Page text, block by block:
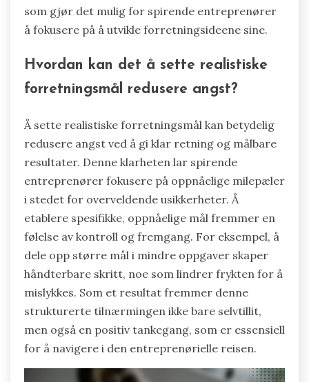
som gjør det mulig for spirende entreprenører
å fokusere på å utvikle forretningsideene sine.
Hvordan kan det å sette realistiske
forretningsmål redusere angst?
Å sette realistiske forretningsmål kan betydelig
redusere angst ved å gi klar retning og målbare
resultater. Denne klarheten lar spirende
entreprenører fokusere på oppnåelige milepæler
i stedet for overveldende usikkerheter. Å
etablere spesifikke, oppnåelige mål fremmer en
følelse av kontroll og fremgang. For eksempel, å
dele opp større mål i mindre oppgaver skaper
håndterbare skritt, noe som lindrer frykten for å
mislykkes. Som et resultat fremmer denne
strukturerte tilnærmingen ikke bare selvtillit,
men også en positiv tankegang, som er essensiell
for å navigere i den entreprenørielle reisen.